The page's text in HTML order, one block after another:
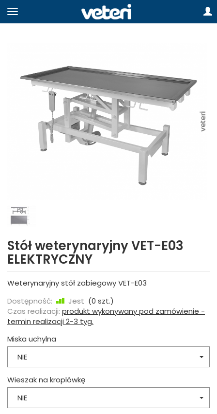
Stół weterynaryjny VET-E03
ELEKTRYCZNY
Weterynaryjny stół zabiegowy VET-E03
Dostępność:
Jest (0 szt.)
Czas realizacji: produkt wykonywany pod zamówienie -
termin realizacji 2-3 tyg.
Miska uchylna
NIE
Wieszak na kroplówkę
NIE